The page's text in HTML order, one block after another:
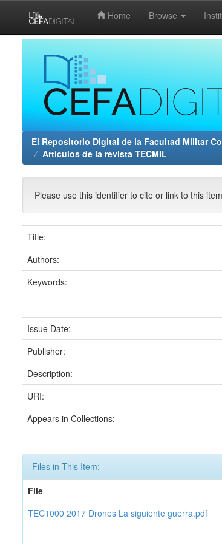
Home Browse
El Repositorio Digital de la Facultad Militar
Artículos de la revista TECMIL
Please use this identifier to cite or link to this
Title:
Authors:
Keywords:
Issue Date:
Publisher:
Description:
URI:
Appears in Collections:
Files in This Item:
File
TEC1000 2017 Drones La siguiente guerra.pdf